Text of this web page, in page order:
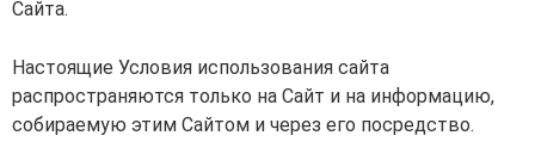
Сайта.
Настоящие Условия использования сайта
распространяются только на Сайт и на информацию,
собираемую этим Сайтом и через его посредство.